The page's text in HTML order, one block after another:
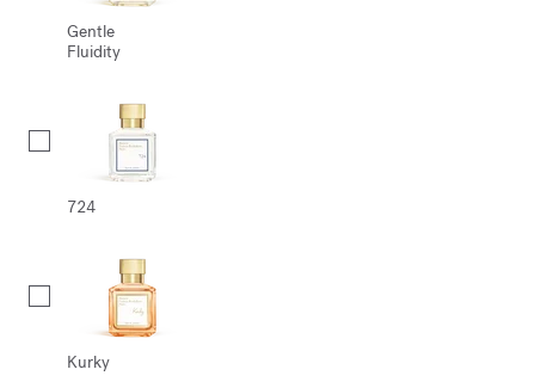
Gentle
Fluidity
724
Kurky